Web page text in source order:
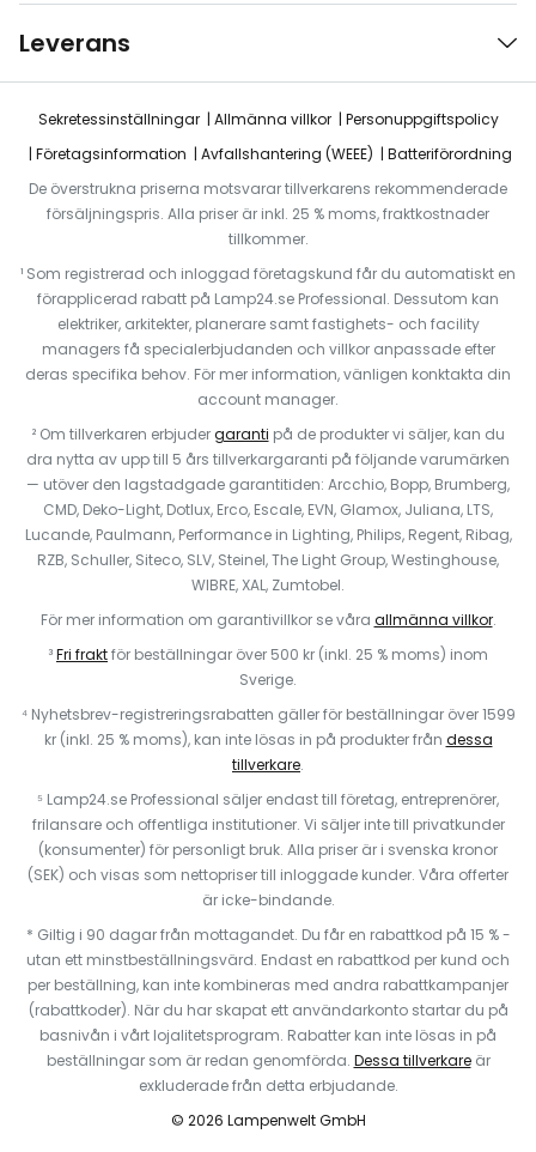
Leverans
Sekretessinställningar Allmänna villkor
Personuppgiftspolicy
Företagsinformation
Avfallshantering (WEEE)
Batteriförordning
De överstrukna priserna motsvarar tillverkarens rekommenderade
försäljningspris. Alla priser är inkl. 25 % moms, fraktkostnader
tillkommer.
¹ Som registrerad och inloggad företagskund får du automatiskt en
förapplicerad rabatt på Lamp24.se Professional. Dessutom kan
elektriker, arkitekter, planerare samt fastighets- och facility
managers få specialerbjudanden och villkor anpassade efter
deras specifika behov. För mer information, vänligen konktakta din
account manager.
² Om tillverkaren erbjudergaranti på de produkter vi säljer, kan du
dra nytta av upp till 5 års tillverkargaranti på följande varumärken
— utöver den lagstadgade garantitiden: Arcchio, Bopp, Brumberg,
CMD, Deko-Light, Dotlux, Erco, Escale, EVN, Glamox, Juliana, LTS,
Lucande, Paulmann, Performance in Lighting, Philips, Regent, Ribag,
RZB, Schuller, Siteco, SLV, Steinel, The Light Group, Westinghouse,
WIBRE, XAL, Zumtobel.
För mer information om garantivillkor se våra allmänna villkor.
³Fri fraktför beställningar över 500 kr (inkl. 25 % moms) inom
Sverige.
⁴ Nyhetsbrev-registreringsrabatten gäller för beställningar över 1599
kr (inkl. 25 % moms), kan inte lösas in på produkter från dessa
tillverkare.
⁵ Lamp24.se Professional säljer endast till företag, entreprenörer,
frilansare och offentliga institutioner. Vi säljer inte till privatkunder
(konsumenter) för personligt bruk. Alla priser är i svenska kronor
(SEK) och visas som nettopriser till inloggade kunder. Våra offerter
är icke-bindande.
* Giltig i 90 dagar från mottagandet. Du får en rabattkod på 15 % -
utan ett minstbeställningsvärd. Endast en rabattkod per kund och
per beställning, kan inte kombineras med andra rabattkampanjer
(rabattkoder). När du har skapat ett användarkonto startar du på
basnivån i vårt lojalitetsprogram. Rabatter kan inte lösas in på
beställningar som är redan genomförda. Dessa tillverkareär
exkluderade från detta erbjudande.
© 2026 Lampenwelt GmbH